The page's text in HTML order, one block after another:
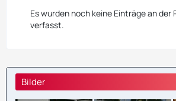
Es wurden noch keine Einträge an der
verfasst.
Bilder